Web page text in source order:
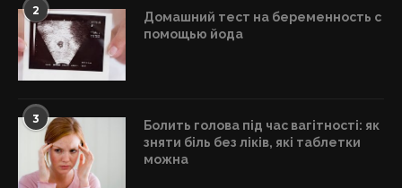
2
Домашний тест на беременность с
помощью йода
3
Болить голова під час вагітності: як
зняти біль без ліків, які таблетки
можна